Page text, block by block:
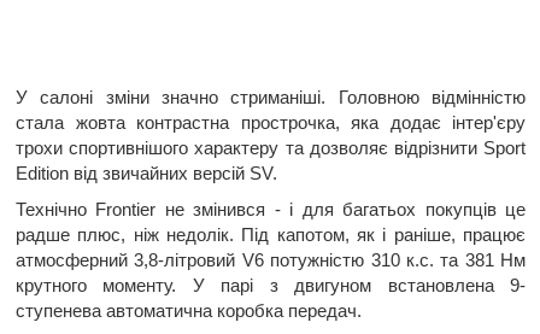
У салоні зміни значно стриманіші. Головною відмінністю
стала жовта контрастна прострочка, яка додає інтер'єру
трохи спортивнішого характеру та дозволяє відрізнити Sport
Edition від звичайних версій SV.
Технічно Frontier не змінився - і для багатьох покупців це
радше плюс, ніж недолік. Під капотом, як і раніше, працює
атмосферний 3,8-літровий V6 потужністю 310 к.с. та 381 Нм
крутного моменту. У парі з двигуном встановлена 9-
ступенева автоматична коробка передач.